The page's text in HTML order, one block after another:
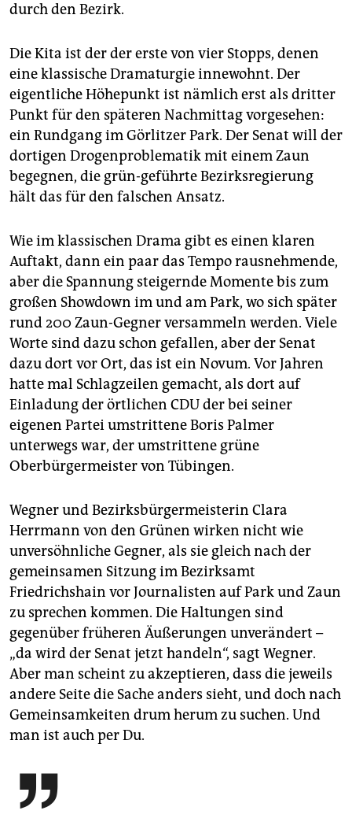
durch den Bezirk.
Die Kita ist der der erste von vier Stopps, denen
eine klassische Dramaturgie innewohnt. Der
eigentliche Höhepunkt ist nämlich erst als dritter
Punkt für den späteren Nachmittag vorgesehen:
ein Rundgang im Görlitzer Park. Der Senat will der
dortigen Drogenproblematik mit einem Zaun
begegnen, die grün-geführte Bezirksregierung
hält das für den falschen Ansatz.
Wie im klassischen Drama gibt es einen klaren
Auftakt, dann ein paar das Tempo rausnehmende,
aber die Spannung steigernde Momente bis zum
großen Showdown im und am Park, wo sich später
rund 200 Zaun-Gegner versammeln werden. Viele
Worte sind dazu schon gefallen, aber der Senat
dazu dort vor Ort, das ist ein Novum. Vor Jahren
hatte mal Schlagzeilen gemacht, als dort auf
Einladung der örtlichen CDU der bei seiner
eigenen Partei umstrittene Boris Palmer
unterwegs war, der umstrittene grüne
Oberbürgermeister von Tübingen.
Wegner und Bezirksbürgermeisterin Clara
Herrmann von den Grünen wirken nicht wie
unversöhnliche Gegner, als sie gleich nach der
gemeinsamen Sitzung im Bezirksamt
Friedrichshain vor Journalisten auf Park und Zaun
zu sprechen kommen. Die Haltungen sind
gegenüber früheren Äußerungen unverändert –
„da wird der Senat jetzt handeln“, sagt Wegner.
Aber man scheint zu akzeptieren, dass die jeweils
andere Seite die Sache anders sieht, und doch nach
Gemeinsamkeiten drum herum zu suchen. Und
man ist auch per Du.
